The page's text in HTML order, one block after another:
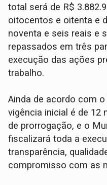
total será de R$
oitocentos e oitenta e
noventa e seis reais e
repassados em três
execução das ações
trabalho.
Ainda de acordo com
vigência inicial é de 12
de prorrogação, e o
fiscalizará toda a
transparência,
compromisso com as